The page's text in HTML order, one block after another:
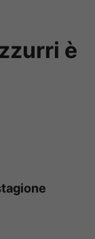
è